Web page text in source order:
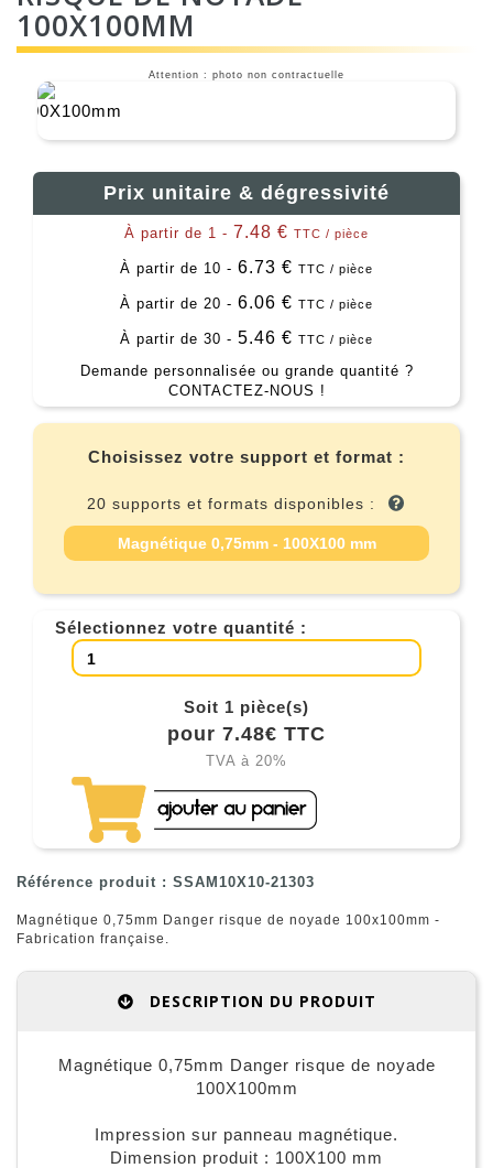
100X100MM
Attention : photo non contractuelle
Prix unitaire & dégressivité
À partir de 1 - 7.48 € TTC / pièce
À partir de 10 - 6.73 € TTC / pièce
À partir de 20 - 6.06 € TTC / pièce
À partir de 30 - 5.46 € TTC / pièce
Demande personnalisée ou grande quantité ?
CONTACTEZ-NOUS !
Choisissez votre support et format :
20 supports et formats disponibles :
Magnétique 0,75mm - 100X100 mm
Sélectionnez votre quantité :
Soit 1 pièce(s)
pour 7.48€ TTC
TVA à 20%
Référence produit : SSAM10X10-21303
Magnétique 0,75mm Danger risque de noyade 100x100mm -
Fabrication française.
DESCRIPTION DU PRODUIT
Magnétique 0,75mm Danger risque de noyade
100X100mm
Impression sur panneau magnétique.
Dimension produit : 100X100 mm